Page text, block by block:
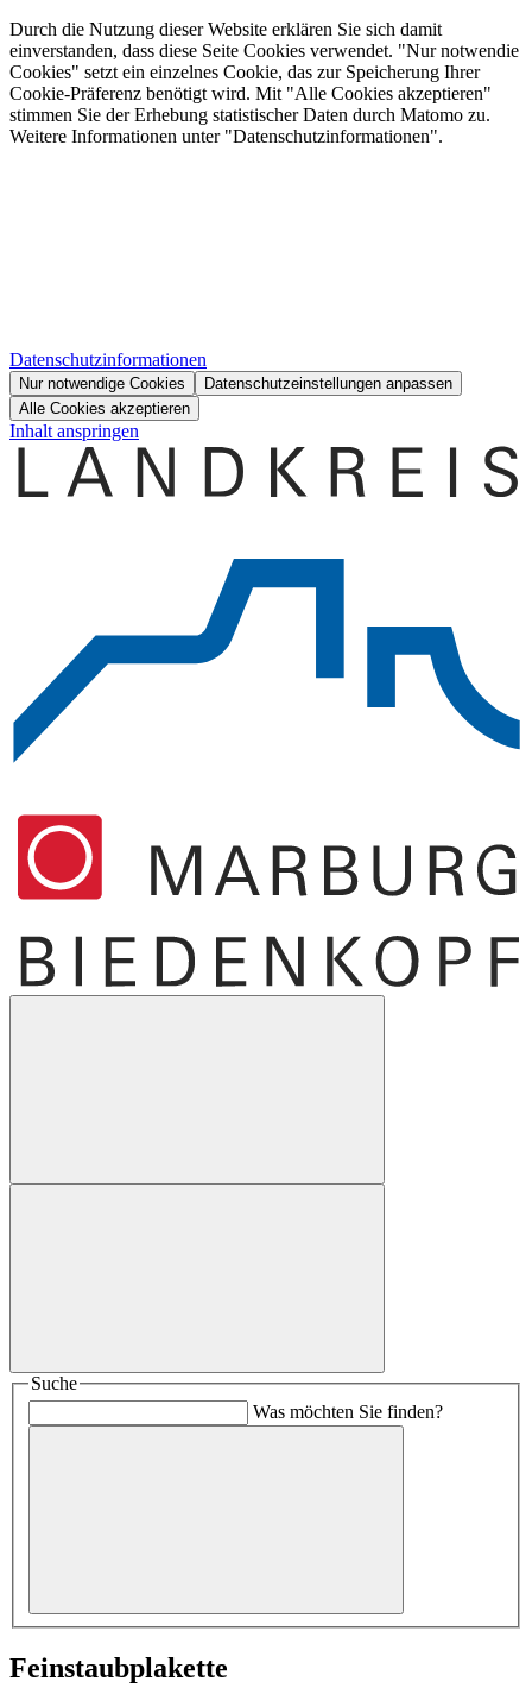
Durch die Nutzung dieser Website erklären Sie sich damit
einverstanden, dass diese Seite Cookies verwendet. "Nur notwendie
Cookies" setzt ein einzelnes Cookie, das zur Speicherung Ihrer
Cookie-Präferenz benötigt wird. Mit "Alle Cookies akzeptieren"
stimmen Sie der Erhebung statistischer Daten durch Matomo zu.
Weitere Informationen unter "Datenschutzinformationen".
Datenschutzinformationen
Nur notwendige Cookies
Datenschutzeinstellungen anpassen
Alle Cookies akzeptieren
Inhalt anspringen
Suche
Was möchten Sie finden?
Feinstaubplakette